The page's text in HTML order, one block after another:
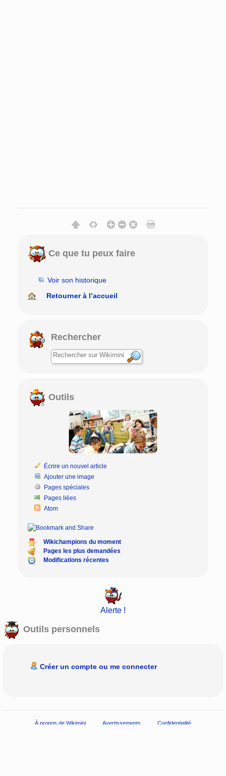
Ce que tu peux faire
Voir son historique
Retourner à l’accueil
Rechercher
Outils
Écrire un nouvel article
Ajouter une image
Pages spéciales
Pages liées
Atom
Wikichampions du moment
Pages les plus demandées
Modifications récentes
Alerte !
Outils personnels
Créer un compte ou me connecter
À propos de Wikimini Avertissements Confidentialité